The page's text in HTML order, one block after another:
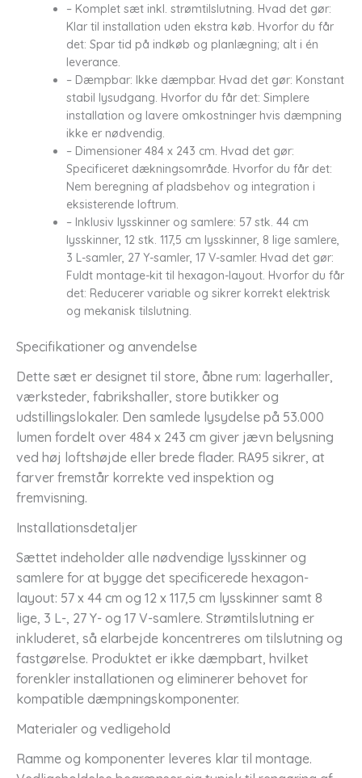
– Komplet sæt inkl. strømtilslutning. Hvad det gør:
Klar til installation uden ekstra køb. Hvorfor du får
det: Spar tid på indkøb og planlægning; alt i én
leverance.
– Dæmpbar: Ikke dæmpbar. Hvad det gør: Konstant
stabil lysudgang. Hvorfor du får det: Simplere
installation og lavere omkostninger hvis dæmpning
ikke er nødvendig.
– Dimensioner 484 x 243 cm. Hvad det gør:
Specificeret dækningsområde. Hvorfor du får det:
Nem beregning af pladsbehov og integration i
eksisterende loftrum.
– Inklusiv lysskinner og samlere: 57 stk. 44 cm
lysskinner, 12 stk. 117,5 cm lysskinner, 8 lige samlere,
3 L-samler, 27 Y-samler, 17 V-samler. Hvad det gør:
Fuldt montage-kit til hexagon-layout. Hvorfor du får
det: Reducerer variable og sikrer korrekt elektrisk
og mekanisk tilslutning.
Specifikationer og anvendelse
Dette sæt er designet til store, åbne rum: lagerhaller,
værksteder, fabrikshaller, store butikker og
udstillingslokaler. Den samlede lysydelse på 53.000
lumen fordelt over 484 x 243 cm giver jævn belysning
ved høj loftshøjde eller brede flader. RA95 sikrer, at
farver fremstår korrekte ved inspektion og
fremvisning.
Installationsdetaljer
Sættet indeholder alle nødvendige lysskinner og
samlere for at bygge det specificerede hexagon-
layout: 57 x 44 cm og 12 x 117,5 cm lysskinner samt 8
lige, 3 L-, 27 Y- og 17 V-samlere. Strømtilslutning er
inkluderet, så elarbejde koncentreres om tilslutning og
fastgørelse. Produktet er ikke dæmpbart, hvilket
forenkler installationen og eliminerer behovet for
kompatible dæmpningskomponenter.
Materialer og vedligehold
Ramme og komponenter leveres klar til montage.